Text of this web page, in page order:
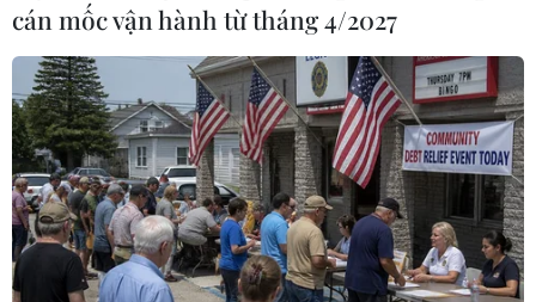
#VinaPhone #Tuần lễ VNPT
#Giải thưởng
#Triệu phú SMS
Theo dõi VietnamPlus
cán mốc vận hành từ tháng 4/2027